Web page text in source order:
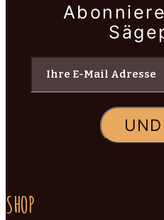
SHOP